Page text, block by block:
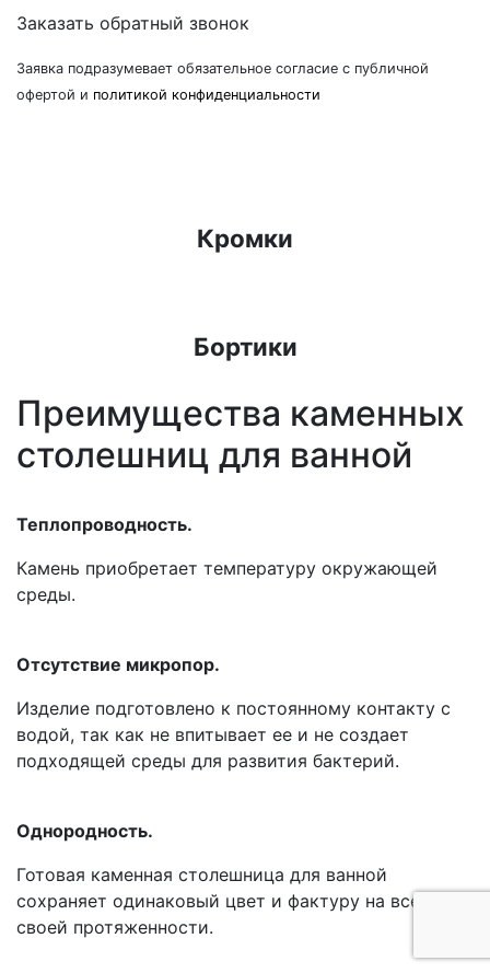
Заказать обратный звонок
Заявка подразумевает обязательное согласие с публичной
офертой и политикой конфиденциальности
Кромки
Бортики
Преимущества каменных
столешниц для ванной
Теплопроводность.
Камень приобретает температуру окружающей
среды.
Отсутствие микропор.
Изделие подготовлено к постоянному контакту с
водой, так как не впитывает ее и не создает
подходящей среды для развития бактерий.
Однородность.
Готовая каменная столешница для ванной
сохраняет одинаковый цвет и фактуру на всей
своей протяженности.